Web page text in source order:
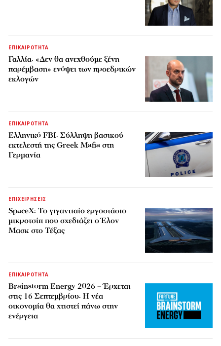
ΕΠΙΚΑΙΡΟΤΗΤΑ
Γαλλία: «Δεν θα ανεχθούμε ξένη
παρέμβαση» ενόψει των προεδρικών
εκλογών
ΕΠΙΚΑΙΡΟΤΗΤΑ
Ελληνικό FBI: Σύλληψη βασικού
εκτελεστή της Greek Mafia στη
Γερμανία
ΕΠΙΧΕΙΡΗΣΕΙΣ
SpaceX: Το γιγαντιαίο εργοστάσιο
μικροτσίπ που σχεδιάζει ο Έλον
Μασκ στο Τέξας
ΕΠΙΚΑΙΡΟΤΗΤΑ
Brainstorm Energy 2026 – Έρχεται
στις 16 Σεπτεμβρίου: Η νέα
οικονομία θα χτιστεί πάνω στην
ενέργεια